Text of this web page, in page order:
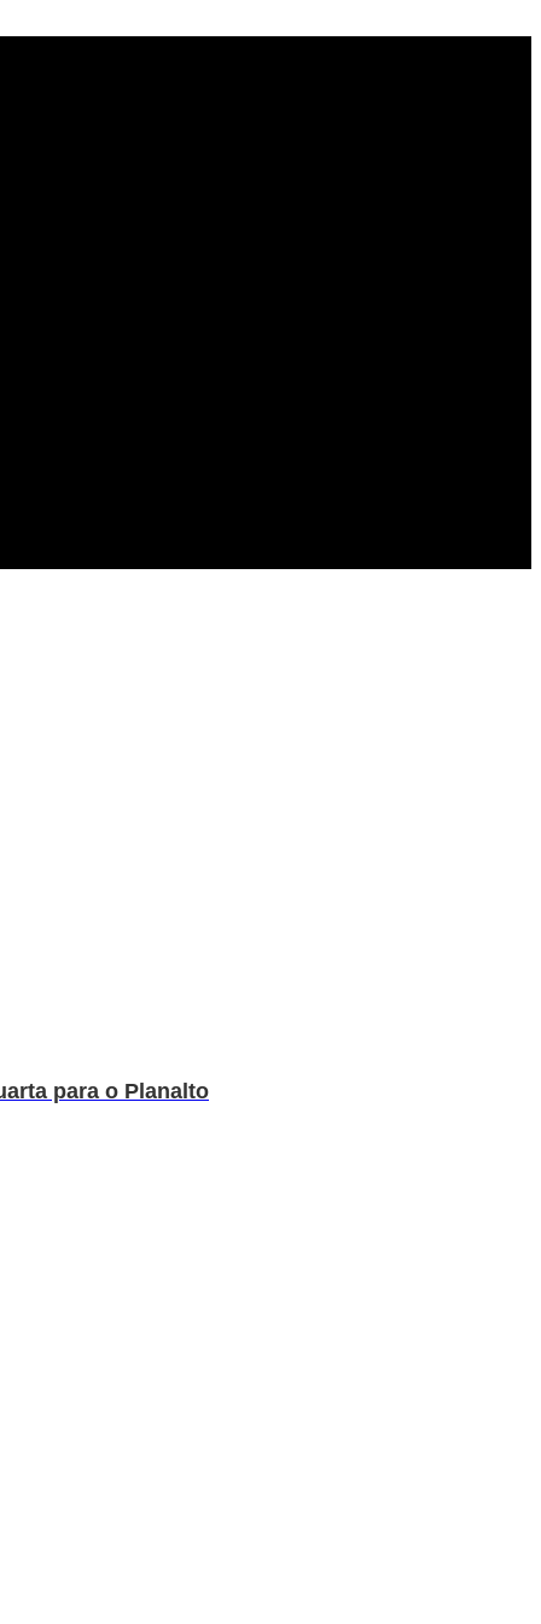
para o Planalto